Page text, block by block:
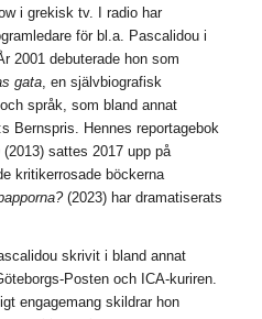
i grekisk tv. I radio har
för bl.a. Pascalidou i
2001 debuterade hon som
gata, en självbiografisk
språk, som bland annat
Bernspris. Hennes reportagebok
(2013) sattes 2017 upp på
kritikerrosade böckerna
(2023) har dramatiserats
skrivit i bland annat
Posten och ICA-kuriren.
engagemang skildrar hon